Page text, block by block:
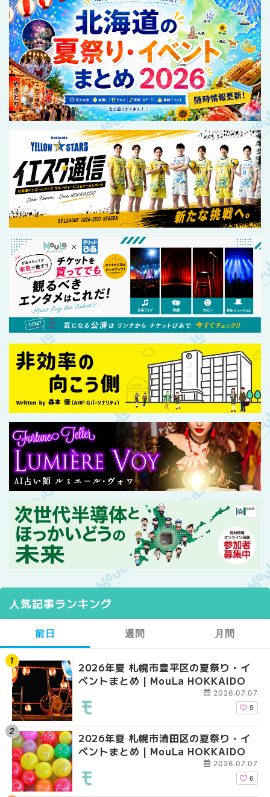
人気記事ランキング
前日
2026年夏 札幌市豊平区の夏祭り・イ
ベントまとめ | MouLa HOKKAIDO
2026.07.07
9
2026年夏 札幌市清田区の夏祭り・イ
ベントまとめ | MouLa HOKKAIDO
2026.07.07
6
週間
【2026年最新】札幌
ガーデン｜オープン日
大通公園から穴場テ
2026年夏 札幌市白石
ベントまとめ |
月間
【2026年最新】札幌
ガーデン｜オープン日
大通公園から穴場テ
2026年夏 札幌市北区
ントまとめ | MouLa